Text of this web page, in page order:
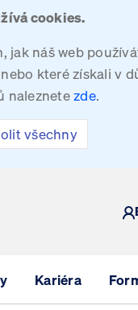
cookies.
náš web
které získali v
naleznetezde.
všechny
Kariéra